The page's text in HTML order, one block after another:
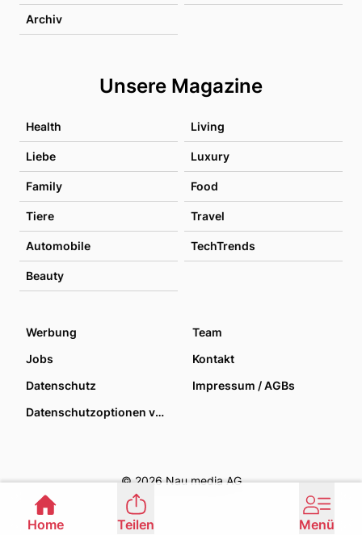
Archiv
Unsere Magazine
Health Living
Liebe Luxury
Family Food
Tiere Travel
Automobile TechTrends
Beauty
Werbung
Team
Jobs
Kontakt
Datenschutz
Impressum / AGBs
Datenschutzoptionen verwalten
© 2026 Nau media AG
Home Teilen Menü